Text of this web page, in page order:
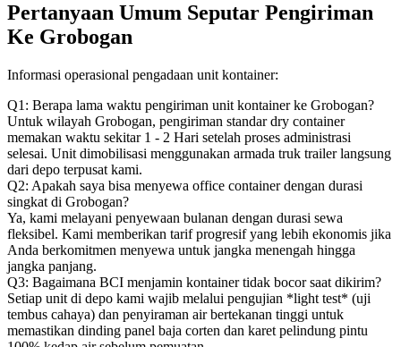
Pertanyaan Umum Seputar Pengiriman
Ke Grobogan
Informasi operasional pengadaan unit kontainer:
Q1: Berapa lama waktu pengiriman unit kontainer ke Grobogan?
Untuk wilayah Grobogan, pengiriman standar dry container
memakan waktu sekitar 1 - 2 Hari setelah proses administrasi
selesai. Unit dimobilisasi menggunakan armada truk trailer langsung
dari depo terpusat kami.
Q2: Apakah saya bisa menyewa office container dengan durasi
singkat di Grobogan?
Ya, kami melayani penyewaan bulanan dengan durasi sewa
fleksibel. Kami memberikan tarif progresif yang lebih ekonomis jika
Anda berkomitmen menyewa untuk jangka menengah hingga
jangka panjang.
Q3: Bagaimana BCI menjamin kontainer tidak bocor saat dikirim?
Setiap unit di depo kami wajib melalui pengujian *light test* (uji
tembus cahaya) dan penyiraman air bertekanan tinggi untuk
memastikan dinding panel baja corten dan karet pelindung pintu